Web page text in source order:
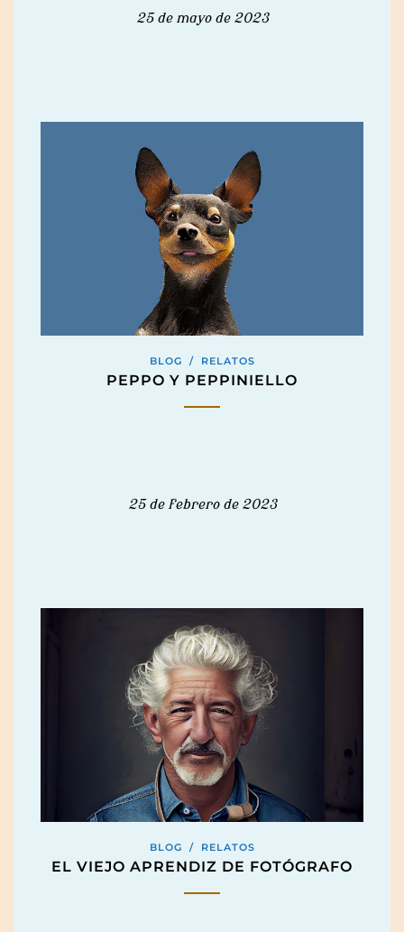
25 de mayo de 2023
BLOG / RELATOS
PEPPO Y PEPPINIELLO
25 de febrero de 2023
BLOG / RELATOS
EL VIEJO APRENDIZ DE FOTÓGRAFO